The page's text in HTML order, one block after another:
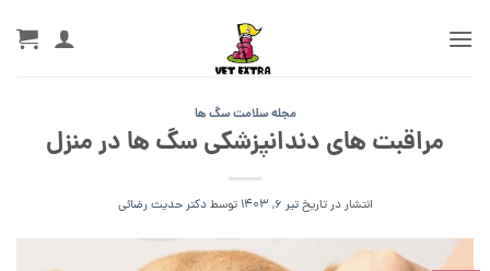
مجله سلامت سگ ها
مراقبت های دندانپزشکی سگ ها در منزل
انتشار در تاریختیر 6, 1403 توسطدکتر حدیث رضائی